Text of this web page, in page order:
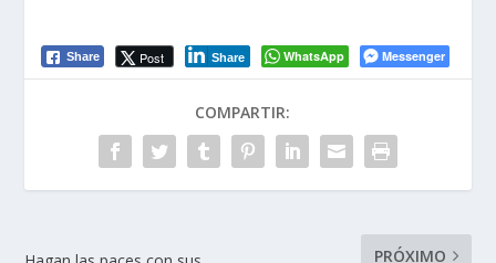
Share Post Share WhatsApp Messenger
COMPARTIR:
PRÓXIMO